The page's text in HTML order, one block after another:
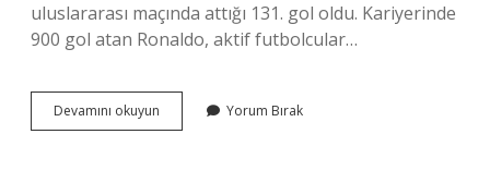
uluslararası maçında attığı 131. gol oldu. Kariyerinde
900 gol atan Ronaldo, aktif futbolcular…
Devamını okuyun Ronaldinho
Hayatı
Yorum Bırak